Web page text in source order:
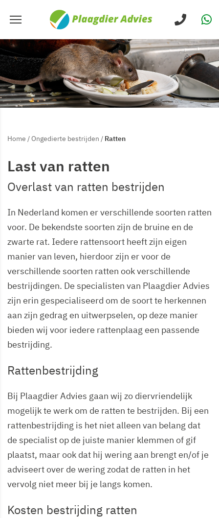
Home /Ongedierte bestrijden / Ratten
Last van ratten
Overlast van ratten bestrijden
In Nederland komen er verschillende soorten ratten
voor. De bekendste soorten zijn de bruine en de
zwarte rat. Iedere rattensoort heeft zijn eigen
manier van leven, hierdoor zijn er voor de
verschillende soorten ratten ook verschillende
bestrijdingen. De specialisten van Plaagdier Advies
zijn erin gespecialiseerd om de soort te herkennen
aan zijn gedrag en uitwerpselen, op deze manier
bieden wij voor iedere rattenplaag een passende
bestrijding.
Rattenbestrijding
Bij Plaagdier Advies gaan wij zo diervriendelijk
mogelijk te werk om de ratten te bestrijden. Bij een
rattenbestrijding is het niet alleen van belang dat
de specialist op de juiste manier klemmen of gif
plaatst, maar ook dat hij wering aan brengt en/of je
adviseert over de wering zodat de ratten in het
vervolg niet meer bij je langs komen.
Kosten bestrijding ratten